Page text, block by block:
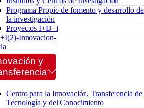
Programa Propio de fomento y desarrollo de
la investigación
Proyectos I+D+i
Innovacion-
y
Centro para la Innovación, Transferencia de
Tecnología y del Conocimiento